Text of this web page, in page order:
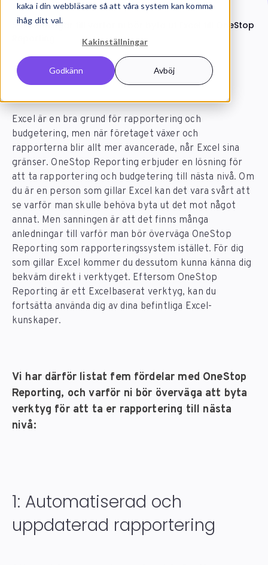
kaka i din webbläsare så att våra system kan komma
ihåg ditt val.
Kakinställningar
Godkänn Avböj
Start
Artiklar
5 anledningar till varför ni bör byta ut Excel till OneStop
Excel är en bra grund för rapportering och
budgetering, men när företaget växer och
rapporterna blir allt mer avancerade, når Excel sina
gränser. OneStop Reporting erbjuder en lösning för
att ta rapportering och budgetering till nästa nivå. Om
du är en person som gillar Excel kan det vara svårt att
se varför man skulle behöva byta ut det mot något
annat. Men sanningen är att det finns många
anledningar till varför man bör överväga OneStop
Reporting som rapporteringssystem istället. För dig
som gillar Excel kommer du dessutom kunna känna dig
bekväm direkt i verktyget. Eftersom OneStop
Reporting är ett Excelbaserat verktyg, kan du
fortsätta använda dig av dina befintliga Excel-
kunskaper.
Vi har därför listat fem fördelar med OneStop
Reporting, och varför ni bör överväga att byta
verktyg för att ta er rapportering till nästa
nivå:
1: Automatiserad och
uppdaterad rapportering